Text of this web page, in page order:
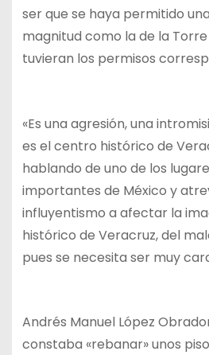
ser que se haya permitido
magnitud como la de la
tuvieran los permisos
«Es una agresión, una
es el centro histórico de
hablando de uno de los
importantes de México y
influyentismo a afectar la
histórico de Veracruz, del
pues se necesita ser muy
Andrés Manuel López
constaba «rebanar» unos